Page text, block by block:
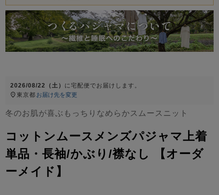
春 夏 秋
ズボン単品
すべてのキッ
パジャマ
ガールズ長袖
2026/08/22（土） に宅配便 でお届けします。
東京都 お届け先を変更
冬のお肌が喜ぶもっちりなめらかスムースニット
コットンムースメンズパジャマ上着
単品・長袖/かぶり/襟なし 【オーダ
ーメイド】